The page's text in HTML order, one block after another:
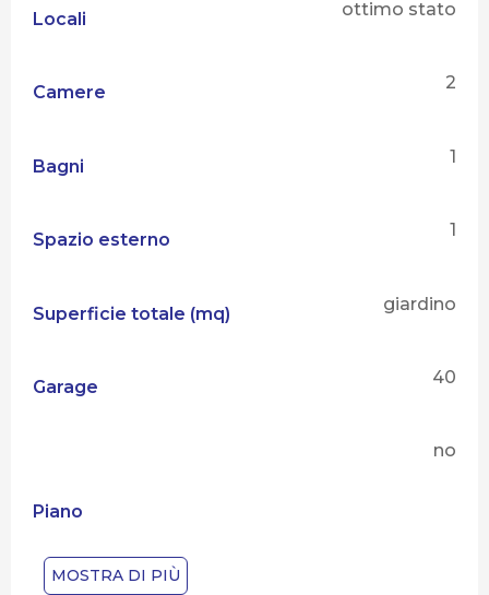
ottimo stato
Locali
2
Camere
1
Bagni
1
Spazio esterno
giardino
Superficie totale (mq)
40
Garage
no
Piano
Numero piani
MOSTRA DI PIÙ